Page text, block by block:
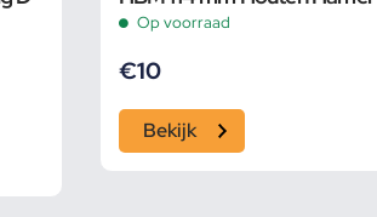
Op voorraad
€10
Bekijk